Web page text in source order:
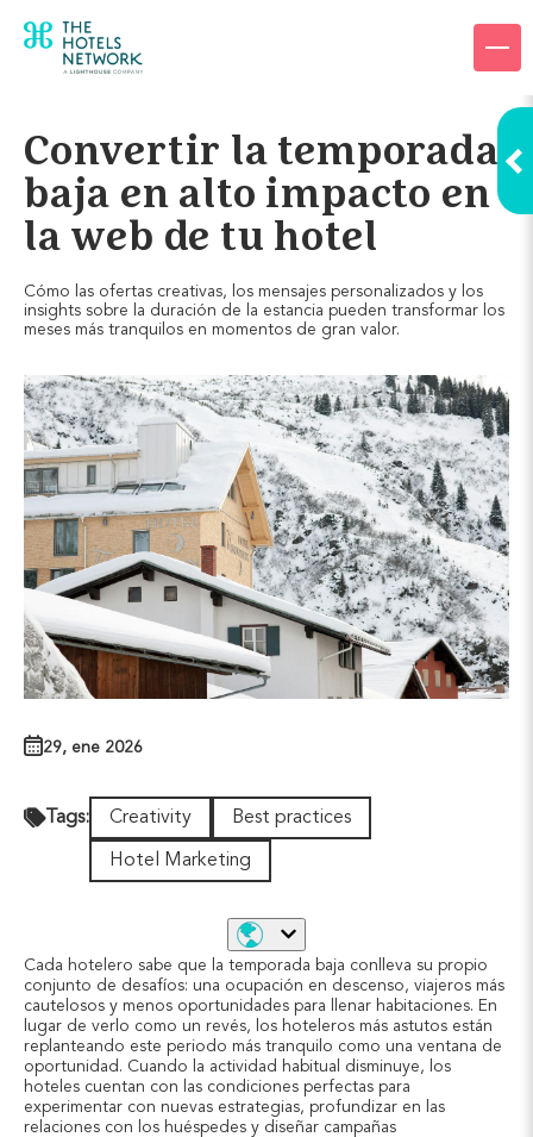
Products
Resources
Pricing
Login
Request a demo
Convertir la temporada
baja en alto impacto en
la web de tu hotel
Cómo las ofertas creativas, los mensajes personalizados y los
insights sobre la duración de la estancia pueden transformar los
meses más tranquilos en momentos de gran valor.
29, ene 2026
Tags: Creativity Best practices
Hotel Marketing
Cada hotelero sabe que la temporada baja conlleva su propio
conjunto de desafíos: una ocupación en descenso, viajeros más
cautelosos y menos oportunidades para llenar habitaciones. En
lugar de verlo como un revés, los hoteleros más astutos están
replanteando este periodo más tranquilo como una ventana de
oportunidad. Cuando la actividad habitual disminuye, los
hoteles cuentan con las condiciones perfectas para
experimentar con nuevas estrategias, profundizar en las
relaciones con los huéspedes y diseñar campañas